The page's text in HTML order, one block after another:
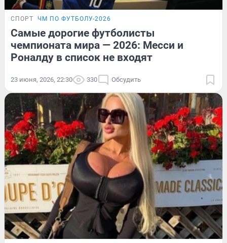
СПОРТ ЧМ ПО ФУТБОЛУ-2026
Самые дорогие футболисты
чемпионата мира — 2026: Месси и
Роналду в список не входят
23 июня, 2026, 22:30 330 Обсудить